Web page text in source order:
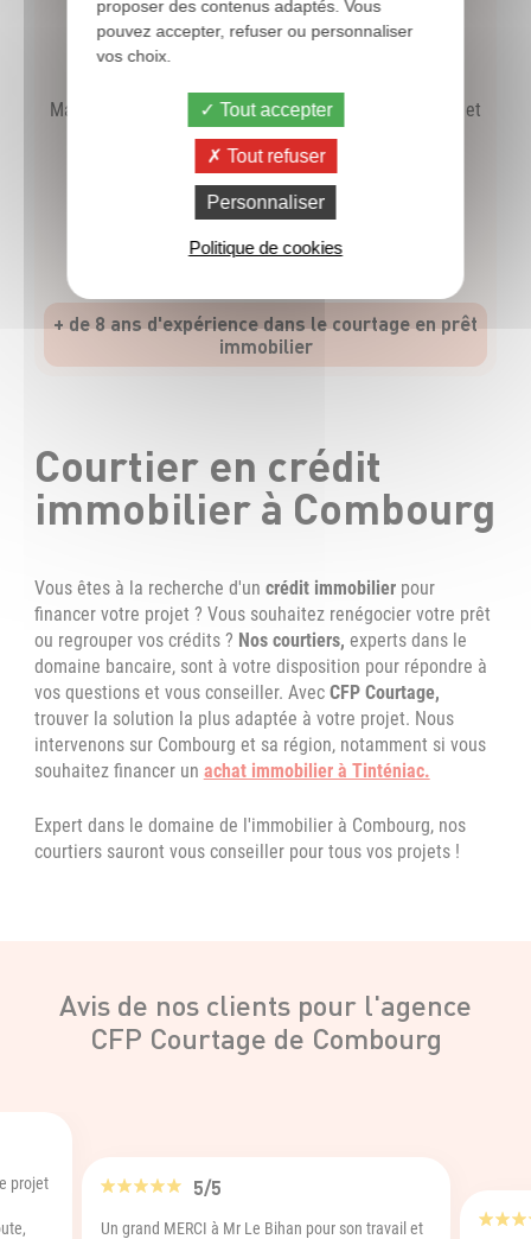
Mandataire Exclusif CFP - Dol de Bretagne, Combourg et
Avranches
07 86 79 25 47
Prendre RDV
+ de 8 ans d'expérience dans le courtage en prêt
immobilier
Courtier en crédit
immobilier à Combourg
Vous êtes à la recherche d'un crédit immobilierpour
financer votre projet ? Vous souhaitez renégocier votre prêt
ou regrouper vos crédits ? Nos courtiers, experts dans le
domaine bancaire, sont à votre disposition pour répondre à
vos questions et vous conseiller. Avec CFP Courtage,
trouver la solution la plus adaptée à votre projet. Nous
intervenons sur Combourg et sa région, notamment si vous
souhaitez financer un achat immobilier à Tinténiac.
Expert dans le domaine de l'immobilier à Combourg, nos
courtiers sauront vous conseiller pour tous vos projets !
Avis de nos clients pour l'agence
CFP Courtage de Combourg
projet
5/5
Un grand MERCI à Mr Le Bihan pour son travail et
proposer des contenus adaptés. Vous
pouvez accepter, refuser ou personnaliser
vos choix.
Tout accepter
Tout refuser
Personnaliser
Politique de cookies